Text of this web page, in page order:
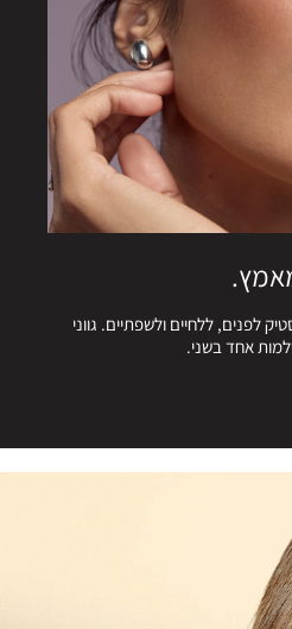
לפנים, ללחיים ולשפתיים. גווני
אחד בשני.